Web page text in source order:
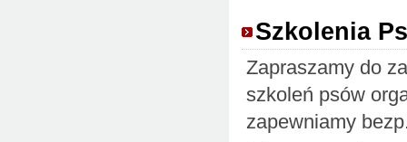
Szkolenia
Zapraszamy do
szkoleń psów
zapewniamy